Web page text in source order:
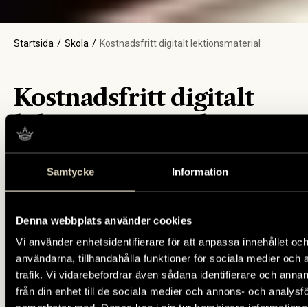
Samtycke Information
Denna webbplats använder cookies
Vi använder enhetsidentifierare för att anpassa innehållet
användarna, tillhandahålla funktioner för sociala medier och
trafik. Vi vidarebefordrar även sådana identifierare och
från din enhet till de sociala medier och annons- och
Startsida Skola Kostnadsfritt digitalt lektionsmaterial
Kostnadsfritt digitalt
lektionsmaterial
skolresurs med lektionsmaterial från
landet. Tumba bruksmuseum
museum har bidragit med flera
lektioner som anknyter till museets
samlingar.